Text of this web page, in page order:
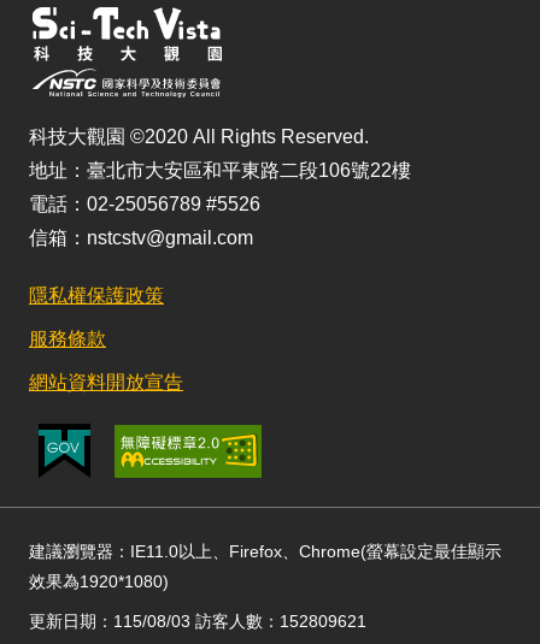
科技大觀園 ©2020 All Rights Reserved.
地址：臺北市大安區和平東路二段106號22樓
電話：02-25056789 #5526
信箱：nstcstv@gmail.com
隱私權保護政策
服務條款
網站資料開放宣告
建議瀏覽器：IE11.0以上、Firefox、Chrome(螢幕設定最佳顯示
效果為1920*1080)
更新日期：115/08/03 訪客人數：152809621